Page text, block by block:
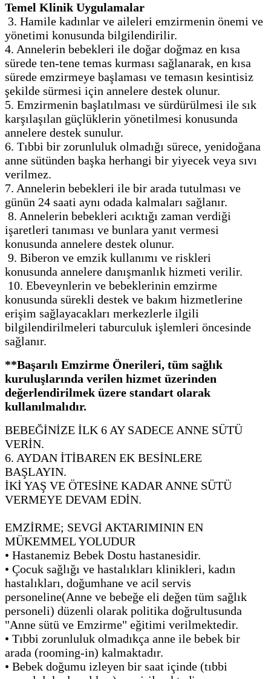
Temel Klinik Uygulamalar
3. Hamile kadınlar ve aileleri emzirmenin önemi ve
yönetimi konusunda bilgilendirilir.
4. Annelerin bebekleri ile doğar doğmaz en kısa
sürede ten-tene temas kurması sağlanarak, en kısa
sürede emzirmeye başlaması ve temasın kesintisiz
şekilde sürmesi için annelere destek olunur.
5. Emzirmenin başlatılması ve sürdürülmesi ile sık
karşılaşılan güçlüklerin yönetilmesi konusunda
annelere destek sunulur.
6. Tıbbi bir zorunluluk olmadığı sürece, yenidoğana
anne sütünden başka herhangi bir yiyecek veya sıvı
verilmez.
7. Annelerin bebekleri ile bir arada tutulması ve
günün 24 saati aynı odada kalmaları sağlanır.
8. Annelerin bebekleri acıktığı zaman verdiği
işaretleri tanıması ve bunlara yanıt vermesi
konusunda annelere destek olunur.
9. Biberon ve emzik kullanımı ve riskleri
konusunda annelere danışmanlık hizmeti verilir.
10. Ebeveynlerin ve bebeklerinin emzirme
konusunda sürekli destek ve bakım hizmetlerine
erişim sağlayacakları merkezlerle ilgili
bilgilendirilmeleri taburculuk işlemleri öncesinde
sağlanır.
**Başarılı Emzirme Önerileri, tüm sağlık
kuruluşlarında verilen hizmet üzerinden
değerlendirilmek üzere standart olarak
kullanılmalıdır.
BEBEĞİNİZE İLK 6 AY SADECE ANNE SÜTÜ
VERİN.
6. AYDAN İTİBAREN EK BESİNLERE
BAŞLAYIN.
İKİ YAŞ VE ÖTESİNE KADAR ANNE SÜTÜ
VERMEYE DEVAM EDİN.
EMZİRME; SEVGİ AKTARIMININ EN
MÜKEMMEL YOLUDUR
• Hastanemiz Bebek Dostu hastanesidir.
• Çocuk sağlığı ve hastalıkları klinikleri, kadın
hastalıkları, doğumhane ve acil servis
personeline(Anne ve bebeğe eli değen tüm sağlık
personeli) düzenli olarak politika doğrultusunda
"Anne sütü ve Emzirme" eğitimi verilmektedir.
• Tıbbi zorunluluk olmadıkça anne ile bebek bir
arada (rooming-in) kalmaktadır.
• Bebek doğumu izleyen bir saat içinde (tıbbi